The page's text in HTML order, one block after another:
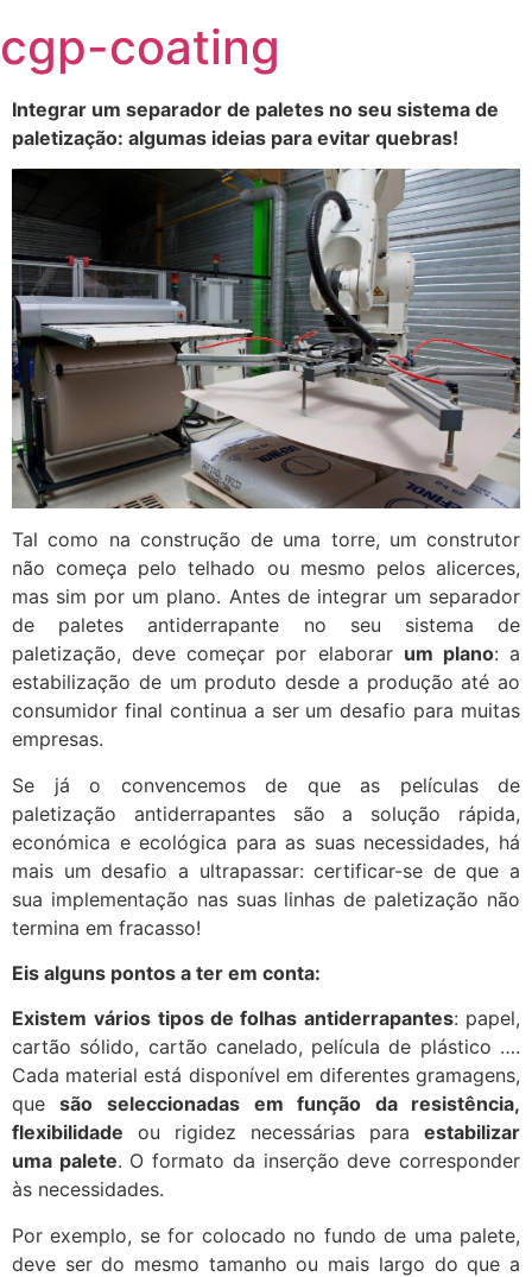
to
content
cgp-coating
Integrar um separador de paletes no seu sistema de
paletização: algumas ideias para evitar quebras!
Tal como na construção de uma torre, um construtor
não começa pelo telhado ou mesmo pelos alicerces,
mas sim por um plano. Antes de integrar um separador
de paletes antiderrapante no seu sistema de
paletização, deve começar por elaborar um plano: a
estabilização de um produto desde a produção até ao
consumidor final continua a ser um desafio para muitas
empresas.
Se já o convencemos de que as películas de
paletização antiderrapantes são a solução rápida,
económica e ecológica para as suas necessidades, há
mais um desafio a ultrapassar: certificar-se de que a
sua implementação nas suas linhas de paletização não
termina em fracasso!
Eis alguns pontos a ter em conta:
Existem vários tipos de folhas antiderrapantes: papel,
cartão sólido, cartão canelado, película de plástico ….
Cada material está disponível em diferentes gramagens,
quesão seleccionadas
em função da resistência,
flexibilidade ou rigidez necessárias para estabilizar
uma palete. O formato da inserção deve corresponder
às necessidades.
Por exemplo, se for colocado no fundo de uma palete,
deve ser do mesmo tamanho ou mais largo do que a